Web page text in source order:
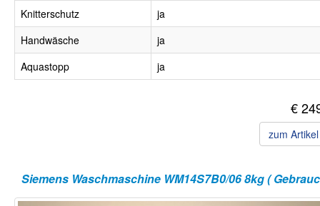
Knitterschutz
ja
Handwäsche
ja
Aquastopp
ja
€
zum